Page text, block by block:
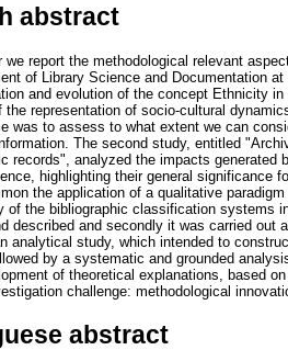
abstract
we report the methodological relevant
of Library Science and Documentation
and evolution of the concept Ethnicity
the representation of socio-cultural
was to assess to what extent we can
The second study, entitled
records", analyzed the impacts generated
highlighting their general significance
the application of a qualitative
of the bibliographic classification systems
described and secondly it was carried
analytical study, which intended to
by a systematic and grounded
of theoretical explanations, based
challenge: methodological
abstract